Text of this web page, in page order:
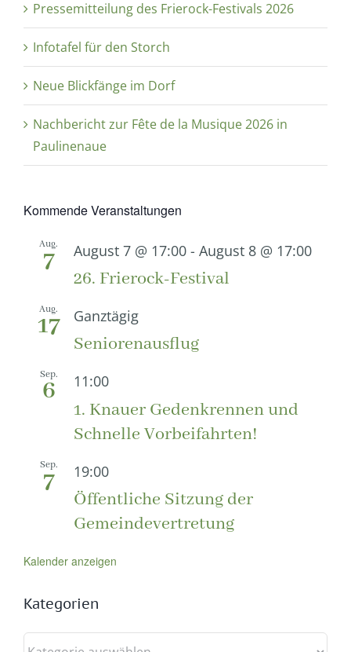
Pressemitteilung des Frierock-Festivals 2026
Infotafel für den Storch
Neue Blickfänge im Dorf
Nachbericht zur Fête de la Musique 2026 in
Paulinenaue
Kommende Veranstaltungen
Aug.
7 August 7 @ 17:00 - August 8 @ 17:00
26. Frierock-Festival
Aug.
17 Ganztägig
Seniorenausflug
Sep.
6 11:00
1. Knauer Gedenkrennen und
Schnelle Vorbeifahrten!
Sep.
7 19:00
Öffentliche Sitzung der
Gemeindevertretung
Kalender anzeigen
Kategorien
Kategorien